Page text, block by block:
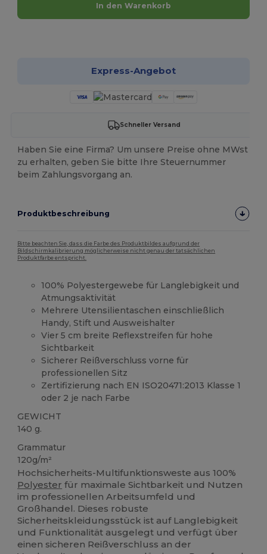
In den Warenkorb
Express-Angebot
Schneller Versand
Haben Sie eine Firma? Um unsere Preise ohne MWst
zu erhalten, geben Sie bitte Ihre Steuernummer
beim Zahlungsvorgang an.
Produktbeschreibung
Bitte beachten Sie, dass die Farbe des Produktbildes aufgrund der
Bildschirmkalibrierung möglicherweise nicht genau der tatsächlichen
Produktfarbe entspricht.
100% Polyestergewebe für Langlebigkeit und
Atmungsaktivität
Mehrere Utensilientaschen einschließlich
Handy, Stift und Ausweishalter
Vier 5 cm breite Reflexstreifen für hohe
Sichtbarkeit
Sicherer Reißverschluss vorne für
professionellen Sitz
Zertifizierung nach EN ISO20471:2013 Klasse 1
oder 2 je nach Farbe
GEWICHT
140 g.
Grammatur
120g/m²
Hochsicherheits-Multifunktionsweste aus 100%
Polyester für maximale Sichtbarkeit und Nutzen
im professionellen Arbeitsumfeld und
Großhandel. Dieses robuste
Sicherheitskleidungsstück ist auf Langlebigkeit
und Funktionalität ausgelegt und verfügt über
einen sicheren Reißverschluss an der